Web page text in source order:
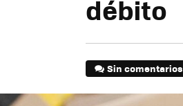
débito
Sin comentarios